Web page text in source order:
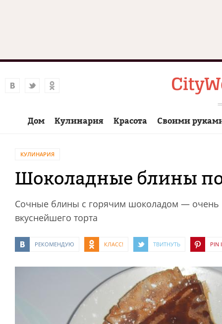
Дом Кулинария Красота Своими
КУЛИНАРИЯ
Шоколадные блины
Сочные блины с горячим шоколадом — очень
вкуснейшего торта
РЕКОМЕНДУЮ КЛАСС! ТВИТНУТЬ PIN